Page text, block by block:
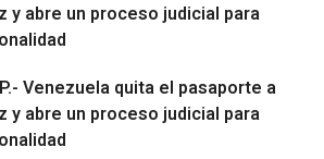
y abre un proceso judicial para
Venezuela quita el pasaporte a
y abre un proceso judicial para